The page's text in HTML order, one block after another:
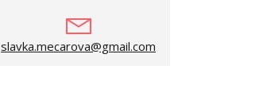
slavka.mecarova@gmail.com